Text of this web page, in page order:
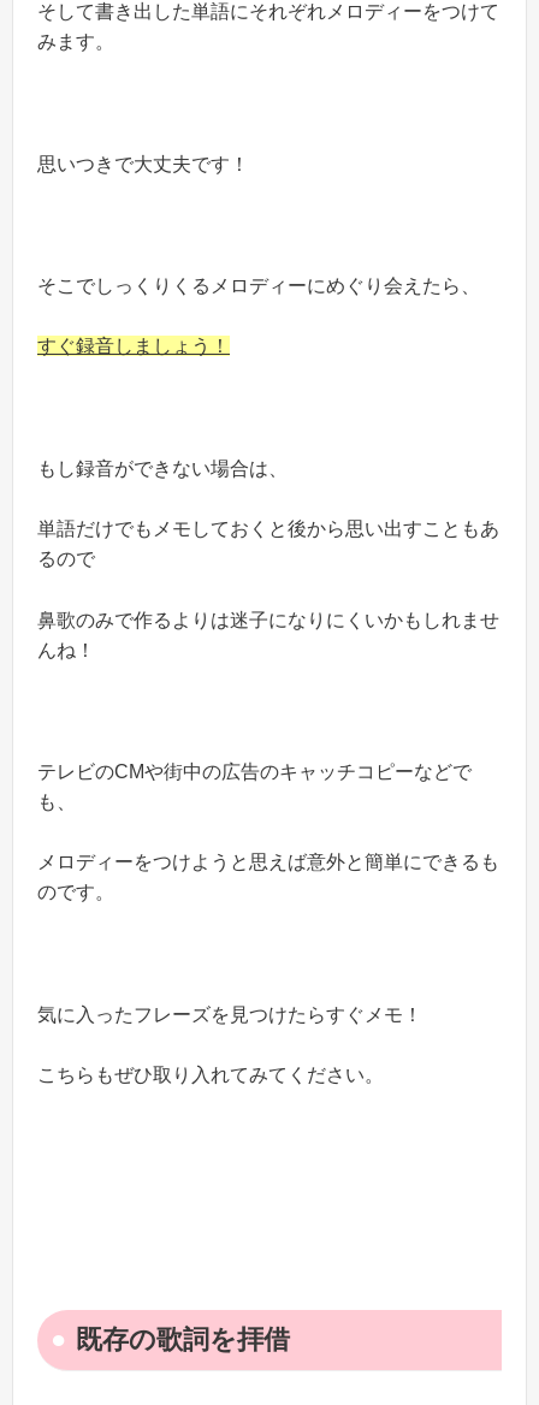
そして書き出した単語にそれぞれメロディーをつけて
みます。
思いつきで大丈夫です！
そこでしっくりくるメロディーにめぐり会えたら、
すぐ録音しましょう！
もし録音ができない場合は、
単語だけでもメモしておくと後から思い出すこともあ
るので
鼻歌のみで作るよりは迷子になりにくいかもしれませ
んね！
テレビのCMや街中の広告のキャッチコピーなどで
も、
メロディーをつけようと思えば意外と簡単にできるも
のです。
気に入ったフレーズを見つけたらすぐメモ！
こちらもぜひ取り入れてみてください。
既存の歌詞を拝借